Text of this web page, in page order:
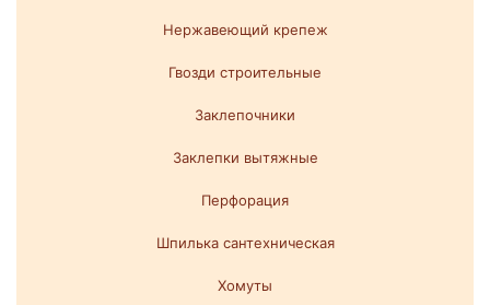
Нержавеющий крепеж
Гвозди строительные
Заклепочники
Заклепки вытяжные
Перфорация
Шпилька сантехническая
Хомуты